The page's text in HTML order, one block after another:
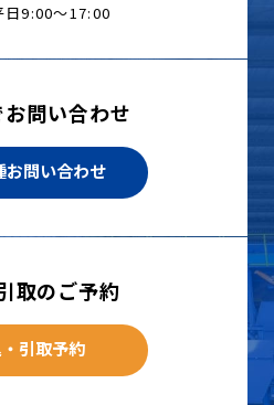
日9:00〜17:00
問い合わせ
お問い合わせ
取のご予約
引取予約